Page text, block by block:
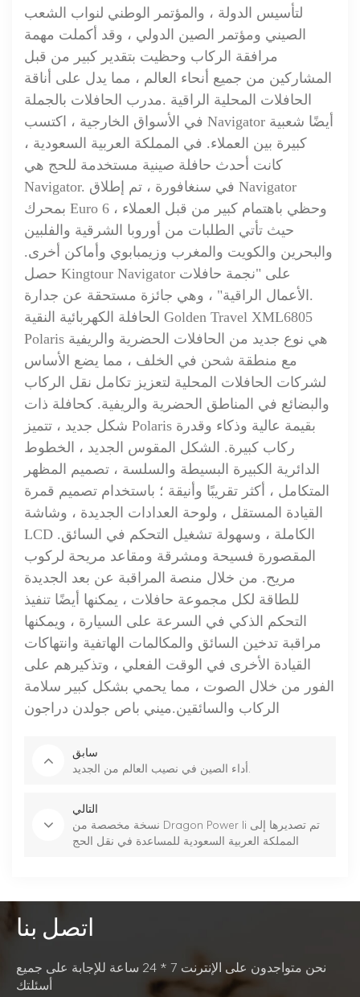
لتأسيس الدولة ، والمؤتمر الوطني لنواب الشعب
الصيني ومؤتمر الصين الدولي ، وقد أكملت مهمة
مرافقة الركاب وحظيت بتقدير كبير من قبل
المشاركين من جميع أنحاء العالم ، مما يدل على أناقة
الحافلات المحلية الراقية .مدرب الحافلات بالجملة
في الأسواق الخارجية ، اكتسب Navigator أيضًا شعبية
كبيرة بين العملاء. في المملكة العربية السعودية ،
كانت أحدث حافلة صينية مستخدمة للحج هي
Navigator. في سنغافورة ، تم إطلاق Navigator
بمحرك Euro 6 وحظي باهتمام كبير من قبل العملاء ،
حيث تأتي الطلبات من أوروبا الشرقية والفلبين
والبحرين والكويت والمغرب وزيمبابوي وأماكن أخرى.
حصل Kingtour Navigator على "نجمة حافلات
الأعمال الراقية" ، وهي جائزة مستحقة عن جدارة.
الحافلة الكهربائية النقية Golden Travel XML6805
Polaris هي نوع جديد من الحافلات الحضرية والريفية
مع منطقة شحن في الخلف ، مما يضع الأساس
لشركات الحافلات المحلية لتعزيز تكامل نقل الركاب
والبضائع في المناطق الحضرية والريفية. كحافلة ذات
شكل جديد ، تتميز Polaris بقيمة عالية وذكاء وقدرة
ركاب كبيرة. الشكل المقوس الجديد ، الخطوط
الدائرية الكبيرة البسيطة والسلسة ، تصميم المظهر
المتكامل ، أكثر تقريبًا وأنيقة ؛ باستخدام تصميم قمرة
القيادة المستقل ، ولوحة العدادات الجديدة ، وشاشة
LCD الكاملة ، وسهولة تشغيل التحكم في السائق.
المقصورة فسيحة ومشرقة ومقاعد مريحة لركوب
مريح. من خلال منصة المراقبة عن بعد الجديدة
للطاقة لكل مجموعة حافلات ، يمكنها أيضًا تنفيذ
التحكم الذكي في السرعة على السيارة ، ويمكنها
مراقبة تدخين السائق والمكالمات الهاتفية وانتهاكات
القيادة الأخرى في الوقت الفعلي ، وتذكيرهم على
الفور من خلال الصوت ، مما يحمي بشكل كبير سلامة
الركاب والسائقين.ميني باص جولدن دراجون
سابق
أداء الصين في نصيب العالم من الجديد.
التالي
نسخة مخصصة من Dragon Power Ii تم تصديرها إلى
المملكة العربية السعودية للمساعدة في نقل الحج
اتصل بنا
نحن متواجدون على الإنترنت 7 * 24 ساعة للإجابة على جميع
أسئلتك